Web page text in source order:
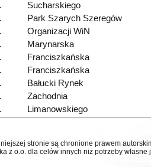
Sucharskiego
Park Szarych Szeregów
Organizacji WiN
Marynarska
Franciszkańska
Franciszkańska
Bałucki Rynek
Zachodnia
Limanowskiego
stronie są chronione prawem
z o.o. dla celów innych niż potrzeby własne